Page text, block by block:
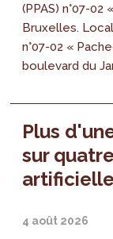
(PPAS) n°07-
Bruxelles.
n°07-02 «
boulevard du
Plus
sur
artificielle
4 août 2026